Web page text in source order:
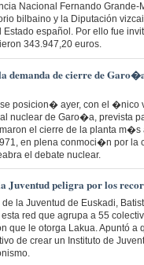
Nacional Fernando Grande-
bilbaino y la Diputación
español. Por ello fue
343.947,20 euros.
demanda de cierre de
posicion� ayer, con el �nico
nuclear de Garo�a, prevista
el cierre de la planta
en plena conmoci�n por la
el debate nuclear.
Juventud peligra por los
la Juventud de Euskadi,
red que agrupa a 55
que le otorga Lakua. Apuntó a
de crear un Instituto de